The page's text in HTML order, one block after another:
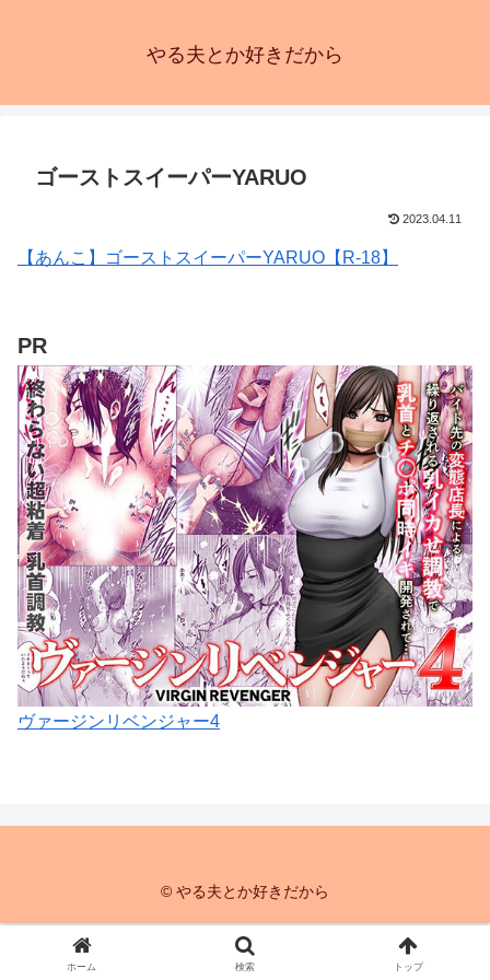
やる夫とか好きだから
ゴーストスイーパーYARUO
2023.04.11
【あんこ】ゴーストスイーパーYARUO【R-18】
PR
ヴァージンリベンジャー4
© やる夫とか好きだから
ホーム 検索 トップ